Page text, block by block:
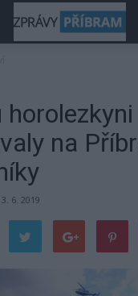
horolezkyni
na
3. 6. 2019